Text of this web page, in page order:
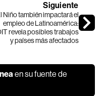
Siguiente
Niño también impactará el
empleo de Latinoamérica:
revela posibles trabajos
y países más afectados
en su fuente de